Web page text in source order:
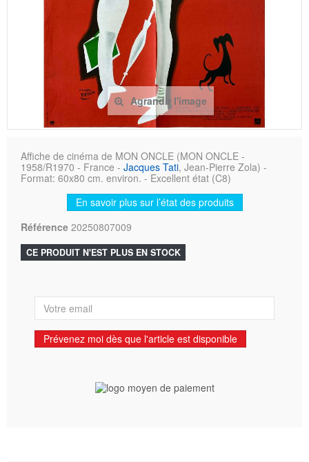
Agrandir l'image
Affiche de cinéma de MON ONCLE (MON ONCLE -
1958/R1970 - France - Jacques Tati, Jean-Pierre Zola) -
Format: 60x80 cm. environ. - Excellent état (C8)
En savoir plus sur l’état des produits
Référence 20250807009
CE PRODUIT N'EST PLUS EN STOCK
Prévenez moi dès que l'article est disponible